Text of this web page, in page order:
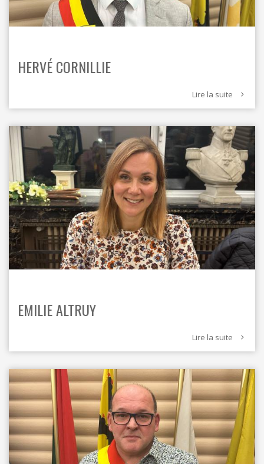
HERVÉ CORNILLIE
Lire la suite
EMILIE ALTRUY
Lire la suite